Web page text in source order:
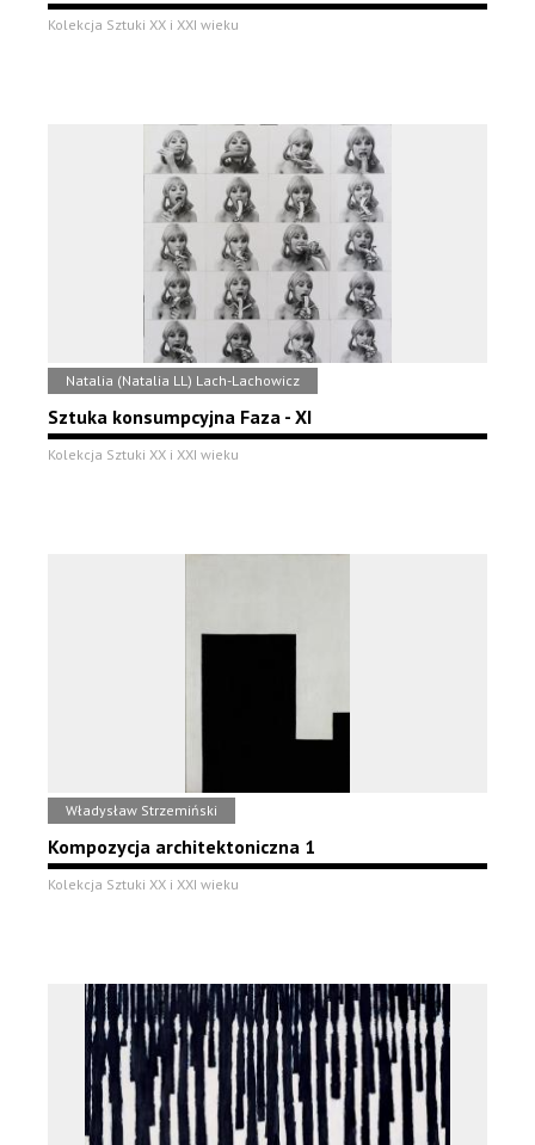
Kolekcja Sztuki XX i XXI wieku
Natalia (Natalia LL) Lach-Lachowicz
Sztuka konsumpcyjna Faza - XI
Kolekcja Sztuki XX i XXI wieku
Władysław Strzemiński
Kompozycja architektoniczna 1
Kolekcja Sztuki XX i XXI wieku